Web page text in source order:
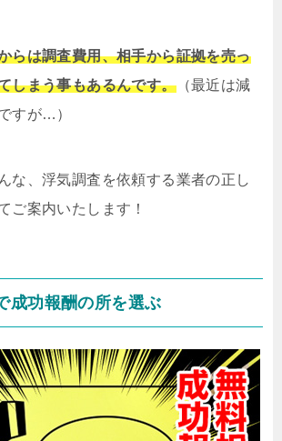
らは調査費用、相手から証拠を売っ
しまう事もあるんです。（最近は減
すが…）
な、浮気調査を依頼する業者の正し
ご案内いたします！
成功報酬の所を選ぶ